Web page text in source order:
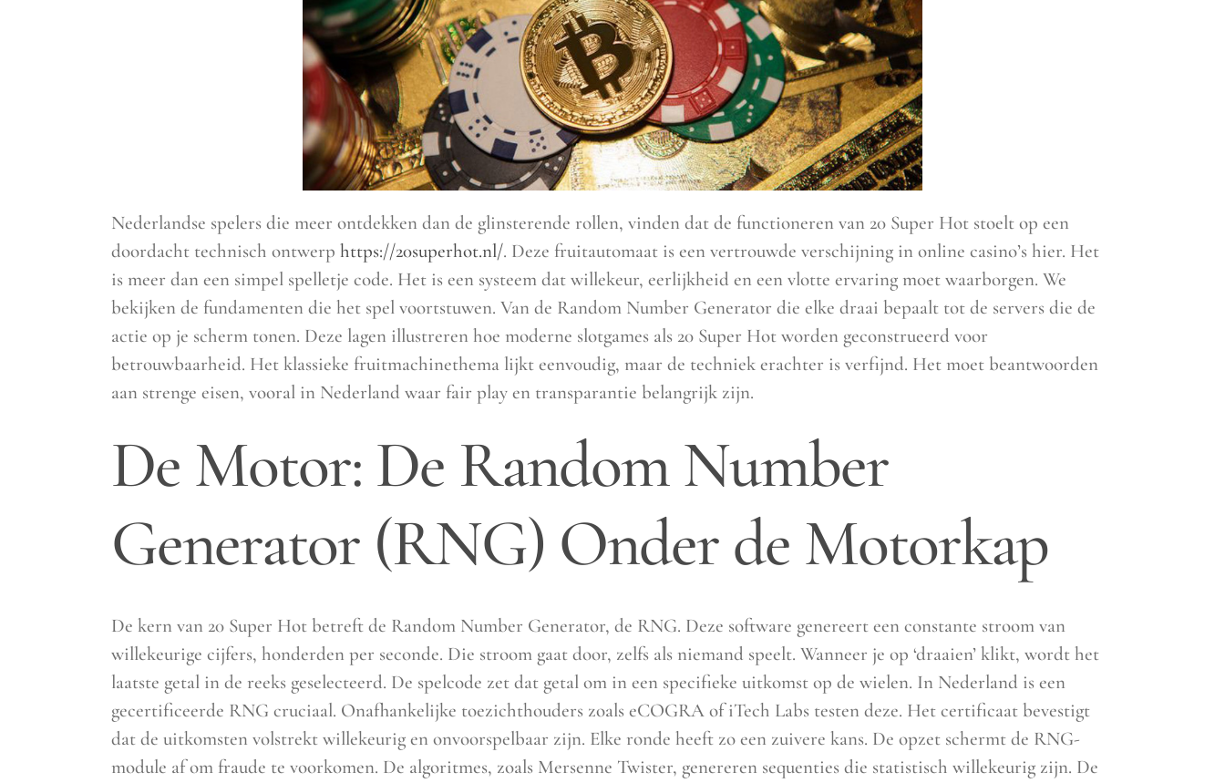
Nederlandse spelers die meer ontdekken dan de glinsterende rollen, vinden dat de functioneren van 20 Super Hot stoelt op een
doordacht technisch ontwerp https://20superhot.nl/. Deze fruitautomaat is een vertrouwde verschijning in online casino’s hier. Het
is meer dan een simpel spelletje code. Het is een systeem dat willekeur, eerlijkheid en een vlotte ervaring moet waarborgen. We
bekijken de fundamenten die het spel voortstuwen. Van de Random Number Generator die elke draai bepaalt tot de servers die de
actie op je scherm tonen. Deze lagen illustreren hoe moderne slotgames als 20 Super Hot worden geconstrueerd voor
betrouwbaarheid. Het klassieke fruitmachinethema lijkt eenvoudig, maar de techniek erachter is verfijnd. Het moet beantwoorden
aan strenge eisen, vooral in Nederland waar fair play en transparantie belangrijk zijn.
De Motor: De Random Number
Generator (RNG) Onder de Motorkap
De kern van 20 Super Hot betreft de Random Number Generator, de RNG. Deze software genereert een constante stroom van
willekeurige cijfers, honderden per seconde. Die stroom gaat door, zelfs als niemand speelt. Wanneer je op ‘draaien’ klikt, wordt het
laatste getal in de reeks geselecteerd. De spelcode zet dat getal om in een specifieke uitkomst op de wielen. In Nederland is een
gecertificeerde RNG cruciaal. Onafhankelijke toezichthouders zoals eCOGRA of iTech Labs testen deze. Het certificaat bevestigt
dat de uitkomsten volstrekt willekeurig en onvoorspelbaar zijn. Elke ronde heeft zo een zuivere kans. De opzet schermt de RNG-
module af om fraude te voorkomen. De algoritmes, zoals Mersenne Twister, genereren sequenties die statistisch willekeurig zijn. De